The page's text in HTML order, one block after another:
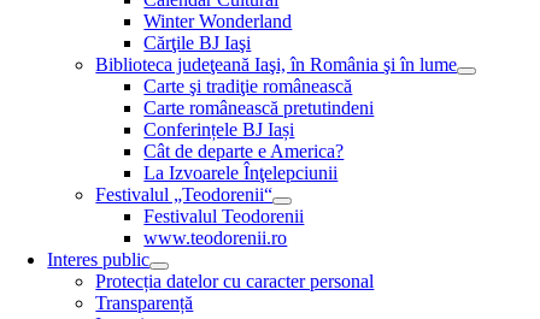
Winter Wonderland
Cărţile BJ Iaşi
Biblioteca judeţeană Iaşi, în România şi în lume
Carte şi tradiţie românească
Carte românească pretutindeni
Conferințele BJ Iași
Cât de departe e America?
La Izvoarele Înţelepciunii
Festivalul „Teodorenii“
Festivalul Teodorenii
www.teodorenii.ro
Interes public
Protecția datelor cu caracter personal
Transparență